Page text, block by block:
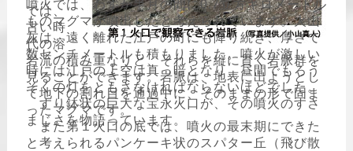
噴火では、わずか半月の間に0.7立方キロメートル
ものマグマが噴出したと考えられています。火山
灰は、遠く離れた江戸の町にも降り続き、厚さで
数センチメートルも積もりました。噴火が激しい
時には江戸の上空は真っ暗となり、昼間でもろう
そくの灯をともさなければならないほどでした。
すり鉢状の巨大な宝永火口が、その噴火のすさ
まじさを物語っています。
では、
古い時
代の溶
岩流の積み重なりと、それらを縦に貫く岩脈群を
見ることができます。岩脈は、地表に出ようとし
て地下の割れ目を通過中に、そのままの形で固ま
ったマグマです。
また第１火口の底では、噴火の最末期にできた
と考えられるパンケーキ状のスパター丘（飛び散